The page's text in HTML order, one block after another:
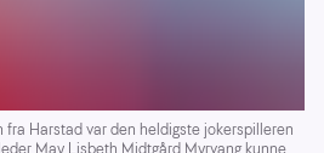
Harstad var den heldigste jokerspilleren